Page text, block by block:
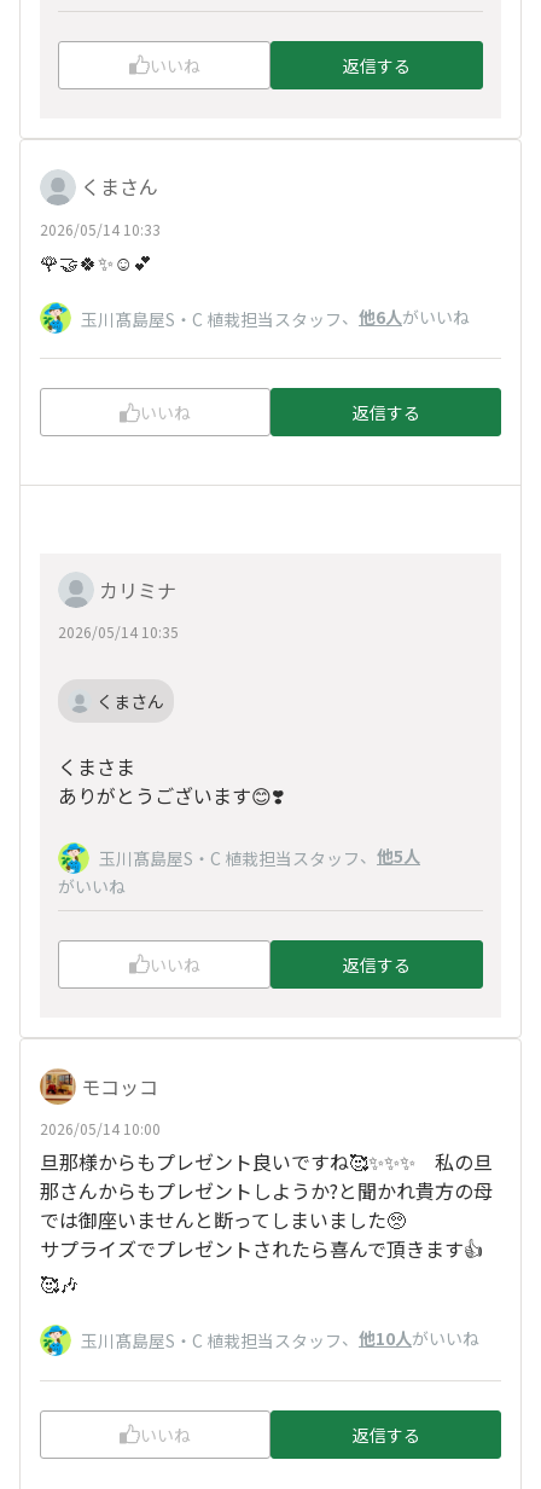
いいね 返信する
くまさん
2026/05/14 10:33
🌹🤝🍀✨☺️💕
玉川髙島屋S・C 植栽担当スタッフ、 他6人がいいね
いいね 返信する
カリミナ
2026/05/14 10:35
くまさん
くまさま
ありがとうございます😊❣️
玉川髙島屋S・C 植栽担当スタッフ、 他5人
がいいね
いいね 返信する
モコッコ
2026/05/14 10:00
旦那様からもプレゼント良いですね🥰✨✨✨ 私の旦
那さんからもプレゼントしようか?と聞かれ貴方の母
では御座いませんと断ってしまいました🥺
サプライズでプレゼントされたら喜んで頂きます👍
🥰🎶
玉川髙島屋S・C 植栽担当スタッフ、 他10人がいいね
いいね 返信する